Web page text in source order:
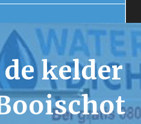
kelder